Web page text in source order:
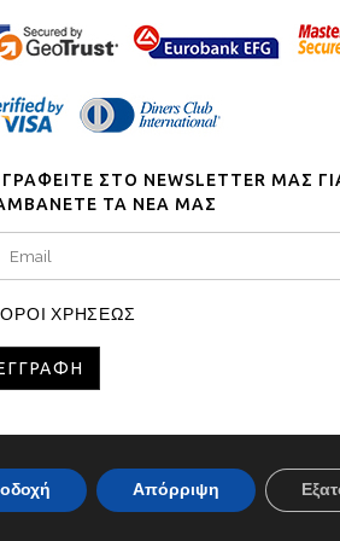
ΣΤΟ NEWSLETTER ΜΑΣ
ΤΑ ΝΕΑ ΜΑΣ
ΟΡΟΙ ΧΡΗΣΕΩΣ
Απόρριψη